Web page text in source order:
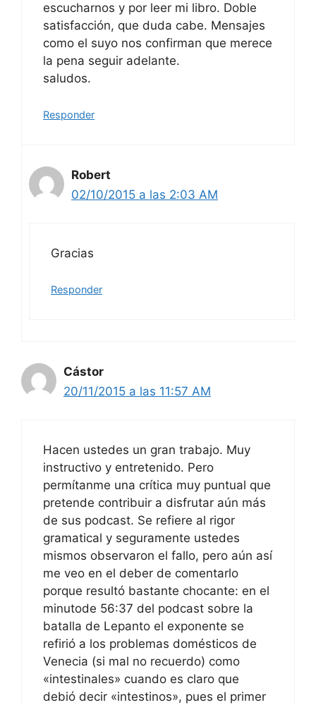
escucharnos y por leer mi libro. Doble
satisfacción, que duda cabe. Mensajes
como el suyo nos confirman que merece
la pena seguir adelante.
saludos.
Responder
Robert
02/10/2015 a las 2:03 AM
Gracias
Responder
Cástor
20/11/2015 a las 11:57 AM
Hacen ustedes un gran trabajo. Muy
instructivo y entretenido. Pero
permítanme una crítica muy puntual que
pretende contribuir a disfrutar aún más
de sus podcast. Se refiere al rigor
gramatical y seguramente ustedes
mismos observaron el fallo, pero aún así
me veo en el deber de comentarlo
porque resultó bastante chocante: en el
minutode 56:37 del podcast sobre la
batalla de Lepanto el exponente se
refirió a los problemas domésticos de
Venecia (si mal no recuerdo) como
«intestinales» cuando es claro que
debió decir «intestinos», pues el primer